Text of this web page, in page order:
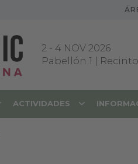
2 - 4 NOV 2026
Pabellón 1 |
ACTIVIDADES